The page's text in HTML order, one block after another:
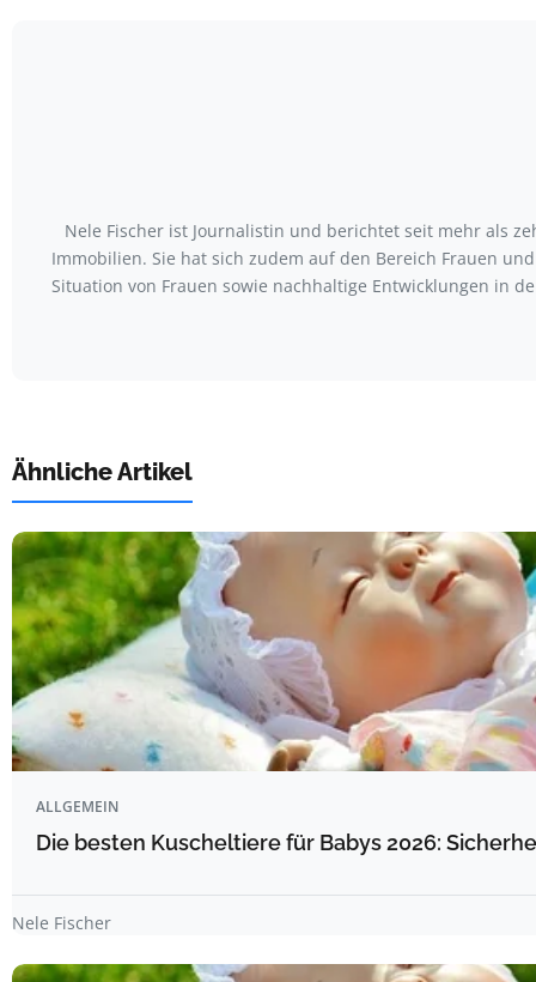
Nele Fischer ist Journalistin und berichtet seit mehr als
Immobilien. Sie hat sich zudem auf den Bereich Frauen
Situation von Frauen sowie nachhaltige Entwicklungen in
Ähnliche Artikel
ALLGEMEIN
Die besten Kuscheltiere für Babys 2026:
Nele Fischer